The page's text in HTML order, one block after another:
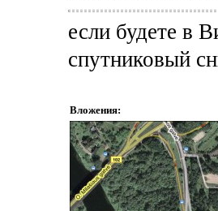
если будете в
спутниковый
Вложения: